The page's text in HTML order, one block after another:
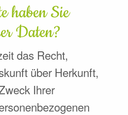
haben Sie
Daten?
das Recht,
über Herkunft,
Ihrer